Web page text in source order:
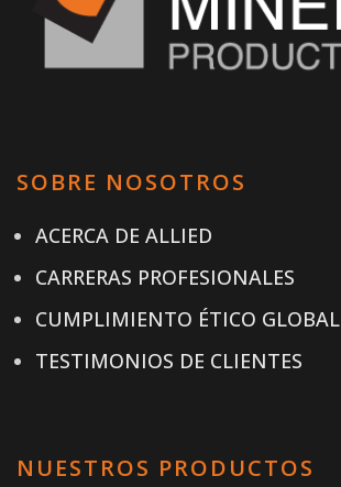
SOBRE NOSOTROS
ACERCA DE ALLIED
CARRERAS PROFESIONALES
CUMPLIMIENTO ÉTICO GLOBAL
TESTIMONIOS DE CLIENTES
NUESTROS PRODUCTOS